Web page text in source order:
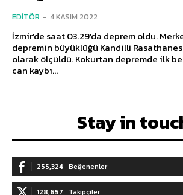
EDITÖR - 4 KASIM 2022
İzmir'de saat 03.29'da deprem oldu.
depremin büyüklüğü Kandilli
olarak ölçüldü. Kokurtan depremde ilk
can kaybı...
Stay in
255,324 Beğenenler
128,657 Takipçiler